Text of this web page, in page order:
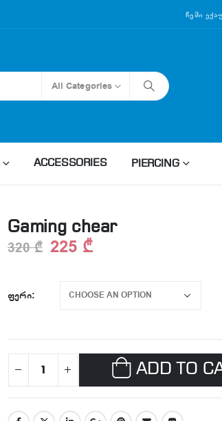
Ჩემი
All Categories
ACCESSORIES PIERCING
Gaming chear
320₾ 225 ₾
ᲤᲔᲠᲘ
ADD TO